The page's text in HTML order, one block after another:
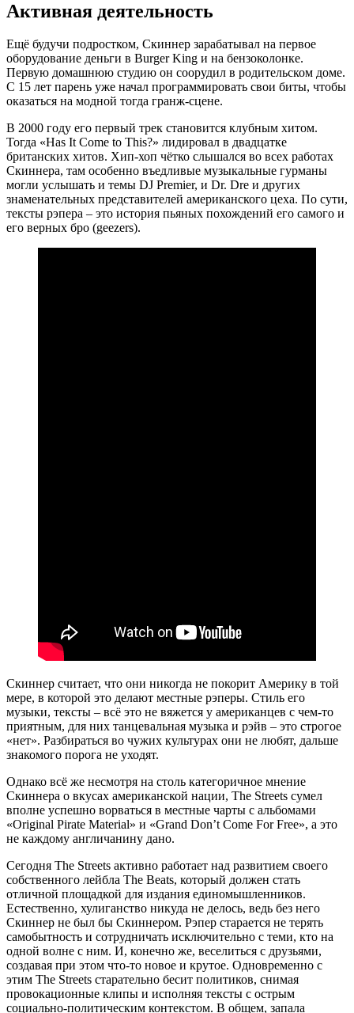
Активная деятельность
Ещё будучи подростком, Скиннер зарабатывал на первое
оборудование деньги в Burger King и на бензоколонке.
Первую домашнюю студию он соорудил в родительском доме.
С 15 лет парень уже начал программировать свои биты, чтобы
оказаться на модной тогда гранж-сцене.
В 2000 году его первый трек становится клубным хитом.
Тогда «Has It Come to This?» лидировал в двадцатке
британских хитов. Хип-хоп чётко слышался во всех работах
Скиннера, там особенно въедливые музыкальные гурманы
могли услышать и темы DJ Premier, и Dr. Dre и других
знаменательных представителей американского цеха. По сути,
тексты рэпера – это история пьяных похождений его самого и
его верных бро (geezers).
Скиннер считает, что они никогда не покорит Америку в той
мере, в которой это делают местные рэперы. Стиль его
музыки, тексты – всё это не вяжется у американцев с чем-то
приятным, для них танцевальная музыка и рэйв – это строгое
«нет». Разбираться во чужих культурах они не любят, дальше
знакомого порога не уходят.
Однако всё же несмотря на столь категоричное мнение
Скиннера о вкусах американской нации, The Streets сумел
вполне успешно ворваться в местные чарты с альбомами
«Original Pirate Material» и «Grand Don’t Come For Free», а это
не каждому англичанину дано.
Сегодня The Streets активно работает над развитием своего
собственного лейбла The Beats, который должен стать
отличной площадкой для издания единомышленников.
Естественно, хулиганство никуда не делось, ведь без него
Скиннер не был бы Скиннером. Рэпер старается не терять
самобытность и сотрудничать исключительно с теми, кто на
одной волне с ним. И, конечно же, веселиться с друзьями,
создавая при этом что-то новое и крутое. Одновременно с
этим The Streets старательно бесит политиков, снимая
провокационные клипы и исполняя тексты с острым
социально-политическим контекстом. В общем, запала